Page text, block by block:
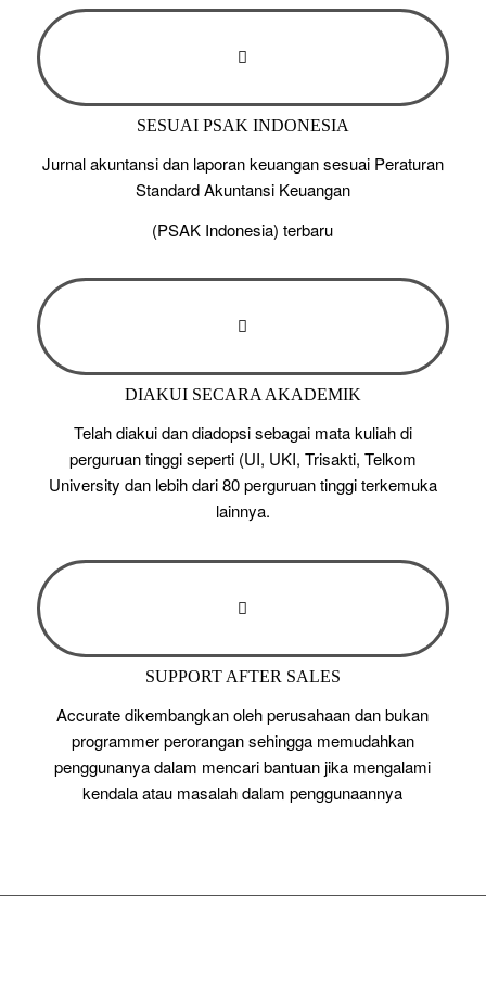
SESUAI PSAK INDONESIA
Jurnal akuntansi dan laporan keuangan sesuai Peraturan
Standard Akuntansi Keuangan
(PSAK Indonesia) terbaru
DIAKUI SECARA AKADEMIK
Telah diakui dan diadopsi sebagai mata kuliah di
perguruan tinggi seperti (UI, UKI, Trisakti, Telkom
University dan lebih dari 80 perguruan tinggi terkemuka
lainnya.
SUPPORT AFTER SALES
Accurate dikembangkan oleh perusahaan dan bukan
programmer perorangan sehingga memudahkan
penggunanya dalam mencari bantuan jika mengalami
kendala atau masalah dalam penggunaannya